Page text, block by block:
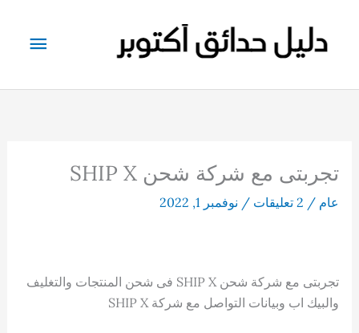
المحتوى
تجربتى مع شركة شحن SHIP X
عام / 2 تعليقات / نوفمبر 1, 2022
تجربتى مع شركة شحن SHIP X فى شحن المنتجات والتغليف
والبيك اب وبيانات التواصل مع شركة SHIP X